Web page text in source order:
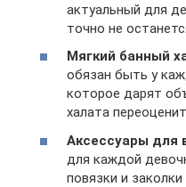
актуальный для
точно не
Мягкий банный
обязан быть у
которое дарят
халата
Аксессуары для
для каждой
повязки и